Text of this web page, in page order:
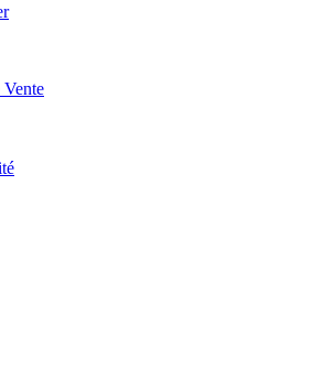
Vente